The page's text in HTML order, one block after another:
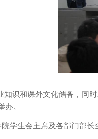
知识和课外文化储备，同
办。
学生会主席及各部门部